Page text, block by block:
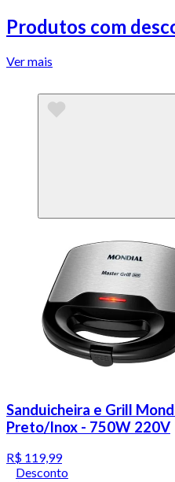
Produtos com
Ver mais
Sanduicheira e Grill
Preto/Inox - 750W 220V
R$ 119,99
Desconto